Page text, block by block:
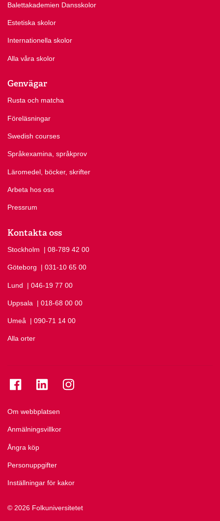
Balettakademien Dansskolor
Estetiska skolor
Internationella skolor
Alla våra skolor
Genvägar
Rusta och matcha
Föreläsningar
Swedish courses
Språkexamina, språkprov
Läromedel, böcker, skrifter
Arbeta hos oss
Pressrum
Kontakta oss
Stockholm Ring Stockholm på
| 08-789 42 00
Göteborg Ring Göteborg på
| 031-10 65 00
Lund Ring Lund på
| 046-19 77 00
Uppsala Ring Uppsala på
| 018-68 00 00
Umeå Ring Umeå på
| 090-71 14 00
Alla orter
© 2026 Folkuniversitetet
Om webbplatsen
Anmälningsvillkor
Ångra köp
Personuppgifter
Inställningar för kakor
Se folkuniversitetet på Facebook
Se folkuniversitetet på LinkedIn